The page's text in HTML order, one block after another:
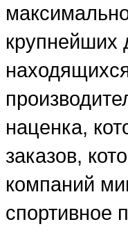
крупнейших
наценка,
заказов,
компаний
спортивное